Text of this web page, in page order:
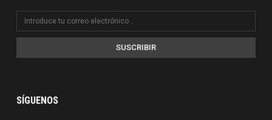
SUSCRIBIR
SÍGUENOS